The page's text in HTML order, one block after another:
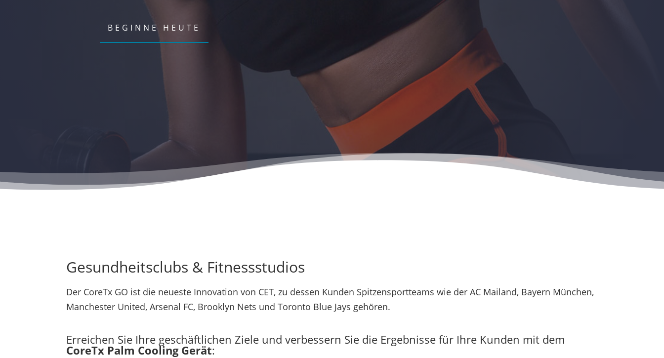
BEGINNE HEUTE
Gesundheitsclubs & Fitnessstudios
Der CoreTx GO ist die neueste Innovation von CET, zu dessen Kunden Spitzensportteams wie der AC Mailand, Bayern München,
Manchester United, Arsenal FC, Brooklyn Nets und Toronto Blue Jays gehören.
Erreichen Sie Ihre geschäftlichen Ziele und verbessern Sie die Ergebnisse für Ihre Kunden mit dem
CoreTx Palm Cooling Gerät: